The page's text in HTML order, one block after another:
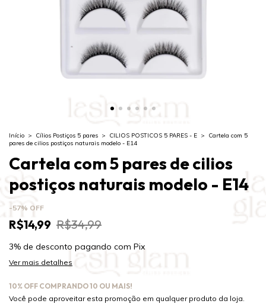
Início > Cílios Postiços 5 pares > CILIOS POSTICOS 5 PARES - E >
Cartela com 5
pares de cilios postiços naturais modelo - E14
Cartela com 5 pares de cilios
postiços naturais modelo - E14
-57% OFF
R$14,99 R$34,99
3% de desconto pagando com Pix
Ver mais detalhes
10% OFF COMPRANDO 10 OU MAIS!
Você pode aproveitar esta promoção em qualquer produto da loja.